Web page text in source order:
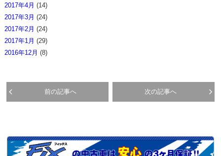
2017年4月 (14)
2017年3月 (24)
2017年2月 (24)
2017年1月 (29)
2016年12月 (8)
前の記事へ 次の記事へ